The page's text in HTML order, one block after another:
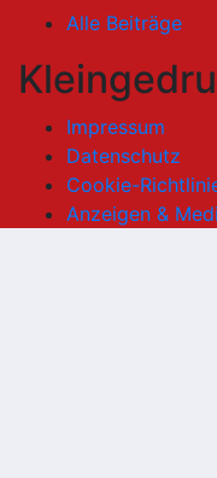
Alle Beiträge
Impressum
Datenschutz
Cookie-
Anzeigen &